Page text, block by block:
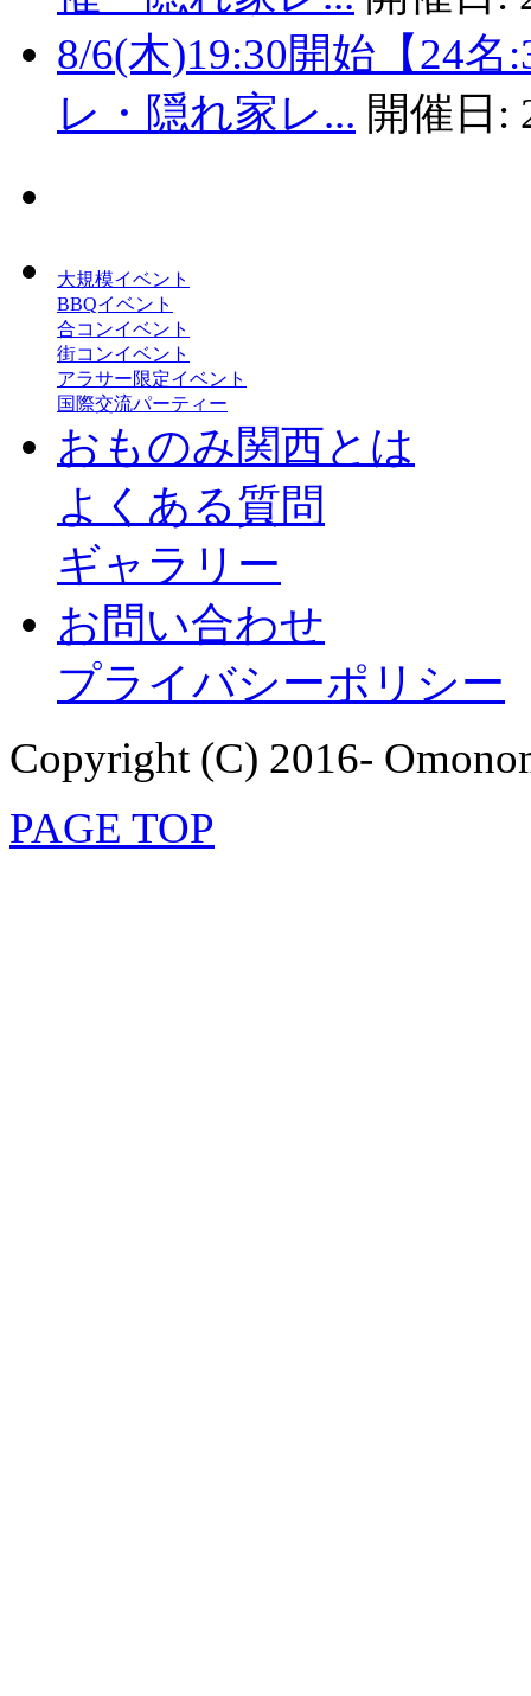
8/6(木)19:30開始【24
レ・隠れ家レ... 開催日:
大規模イベント
BBQイベント
合コンイベント
街コンイベント
アラサー限定イベント
国際交流パーティー
おものみ関西とは
よくある質問
ギャラリー
お問い合わせ
プライバシーポリシー
Copyright (C) 2016-
PAGE TOP